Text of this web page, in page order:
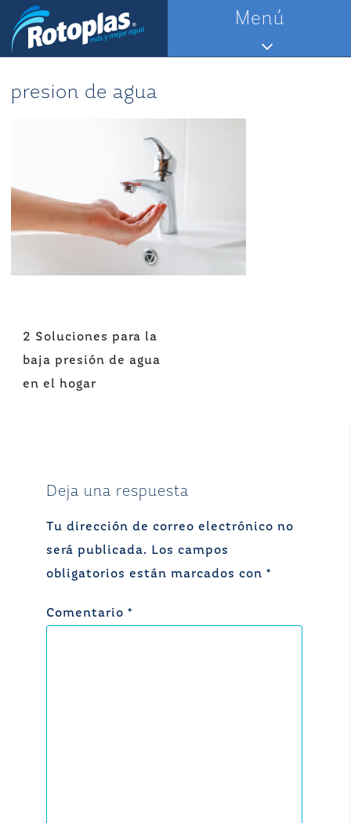
Saltar
contenido
Menú
presion de agua
Navegación
de
entradas
2 Soluciones para la
baja presión de agua
en el hogar
Deja una respuesta
Tu dirección de correo electrónico no
será publicada.
Los campos
obligatorios están marcados con *
Comentario *